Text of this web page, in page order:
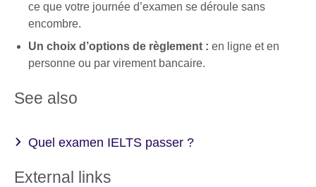
ce que votre journée d’examen se déroule sans
encombre.
Un choix d’options de règlement : en ligne et en
personne ou par virement bancaire.
See also
Quel examen IELTS passer ?
External links